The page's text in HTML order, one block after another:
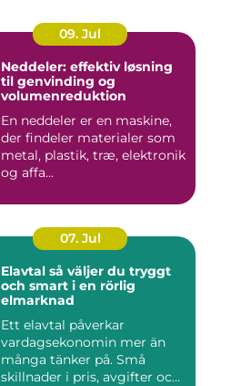
09. Jul
Neddeler: effektiv løsning
til genvinding og
volumenreduktion
En neddeler er en maskine,
der findeler materialer som
metal, plastik, træ, elektronik
og affa...
07. Jul
Elavtal så väljer du tryggt
och smart i en rörlig
elmarknad
Ett elavtal påverkar
vardagsekonomin mer än
många tänker på. Små
skillnader i pris, avgifter och